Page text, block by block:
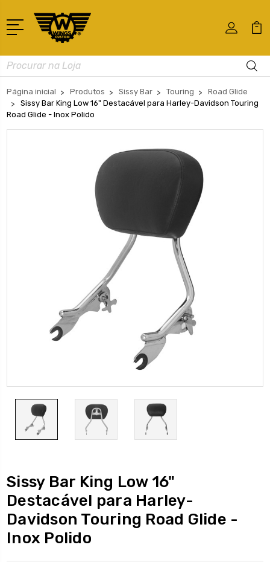
Busca
Página inicial Produtos Sissy Bar Touring
Road Glide
Sissy Bar King Low 16" Destacável para Harley-Davidson Touring
Road Glide - Inox Polido
Sissy Bar King Low 16"
Destacável para Harley-
Davidson Touring Road Glide -
Inox Polido